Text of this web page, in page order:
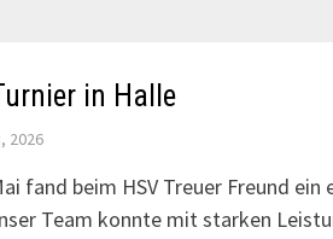
in Halle
2026
fand beim HSV Treuer Freund
Team konnte mit starken